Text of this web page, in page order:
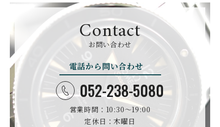
CYRUS CZAPEK
チャペック
D. DORNBLÜTH&SOH
N
D.ドルンブルート＆ゾー
DAMASKO
DANIEL ROTH
ダニエル・ロート
DAVOSA
ダボサ
DUBEY&SCHALDENBR
ダービー&シャルデンブラ
E.C.W
ヨーロピアン・カンパニ
ー・ウォッチ
Contact
お問い合わせ
電話から問い合わせ
052-238-5080
営業時間：10:30〜19:00
定休日：木曜日